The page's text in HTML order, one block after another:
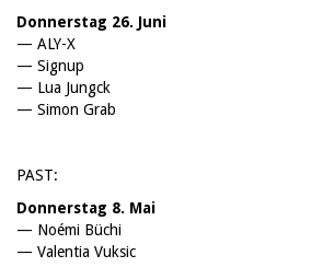
Donnerstag 26. Juni
— ALY-X
— Signup
— Lua Jungck
— Simon Grab
PAST:
Donnerstag 8. Mai
— Noémi Büchi
— Valentia Vuksic